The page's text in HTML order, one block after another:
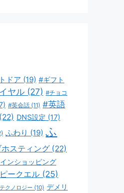
ドア (19) #ギフト
ヤル (27) #チョコ
#英会話 (11) #英語
(22) DNS設定 (17)
ふわり (19) ふ
ホスティング (22)
ンショッピング
ークエル (25)
テクノロジー (10) デメリ